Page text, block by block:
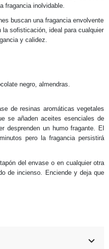
fragancia inolvidable.
buscan una fragancia envolvente
sofisticación, ideal para cualquier
y calidez.
negro, almendras.
de resinas aromáticas vegetales
se añaden aceites esenciales de
desprenden un humo fragante. El
pero la fragancia persistirá
del envase o en cualquier otra
de incienso. Enciende y deja que